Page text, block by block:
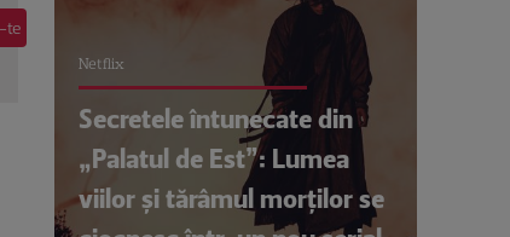
Netflix
Secretele întunecate din
„Palatul de Est”: Lumea
viilor și tărâmul morților se